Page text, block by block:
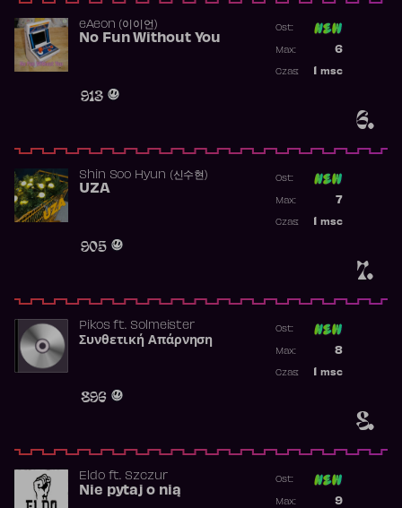
6.
​eAeon (이이언)
No Fun Without You
913
Ost:
6
Max:
msc
Czas:
7.
Shin Soo Hyun (신수현)
UZA
905
Ost:
7
Max:
msc
Czas:
8.
Pikosft. Solmeister
Συνθετική Απάρνηση
896
Ost:
8
Max:
msc
Czas:
Eldoft. Szczur
Nie pytaj o nią
Ost:
9
Max: